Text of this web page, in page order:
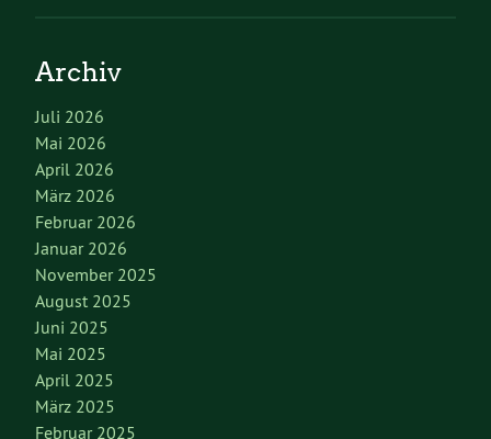
Archiv
Juli 2026
Mai 2026
April 2026
März 2026
Februar 2026
Januar 2026
November 2025
August 2025
Juni 2025
Mai 2025
April 2025
März 2025
Februar 2025